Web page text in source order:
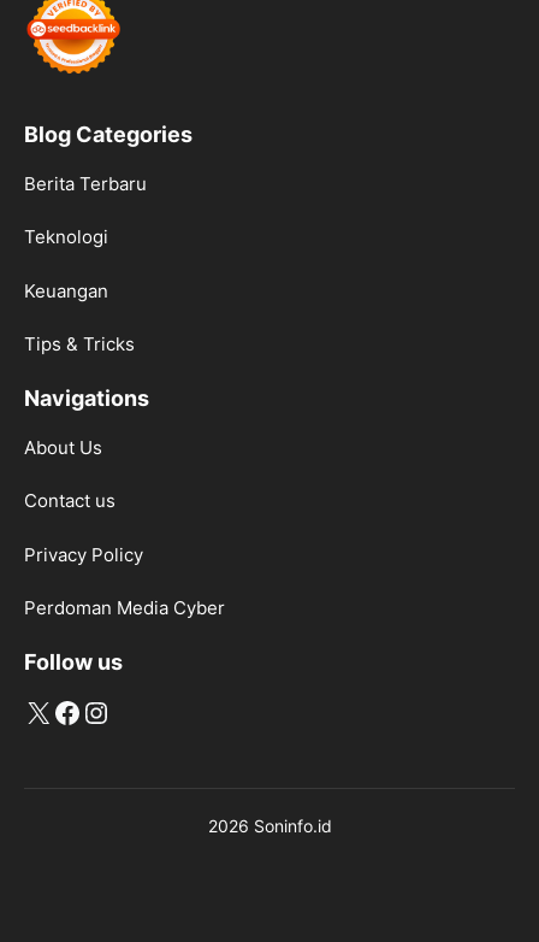
Blog Categories
Berita Terbaru
Teknologi
Keuangan
Tips & Tricks
Navigations
About Us
Contact us
Privacy Policy
Perdoman Media Cyber
Follow us
X Facebook
Instagram
2026 Soninfo.id